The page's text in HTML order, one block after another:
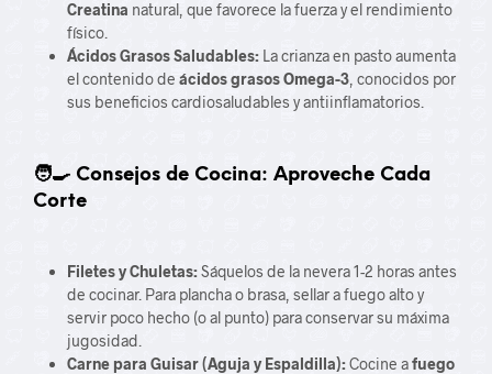
Creatina natural, que favorece la fuerza y el rendimiento
físico.
Ácidos Grasos Saludables:La crianza en pasto aumenta
el contenido de ácidos grasos Omega-3, conocidos por
sus beneficios cardiosaludables y antiinflamatorios.
🧑‍🍳 Consejos de Cocina: Aproveche Cada
Corte
Filetes y Chuletas:Sáquelos de la nevera 1-2 horas antes
de cocinar. Para plancha o brasa, sellar a fuego alto y
servir poco hecho (o al punto) para conservar su máxima
jugosidad.
Carne para Guisar (Aguja y Espaldilla):Cocine afuego